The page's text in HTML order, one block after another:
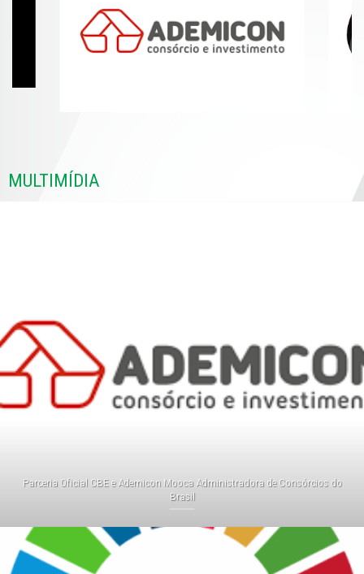
MULTIMÍDIA
Parceria Oficial CBE e Ademicon Mooca Administradora de Consórcios do
Brasil